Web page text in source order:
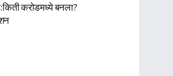
करोडमध्ये बनला?